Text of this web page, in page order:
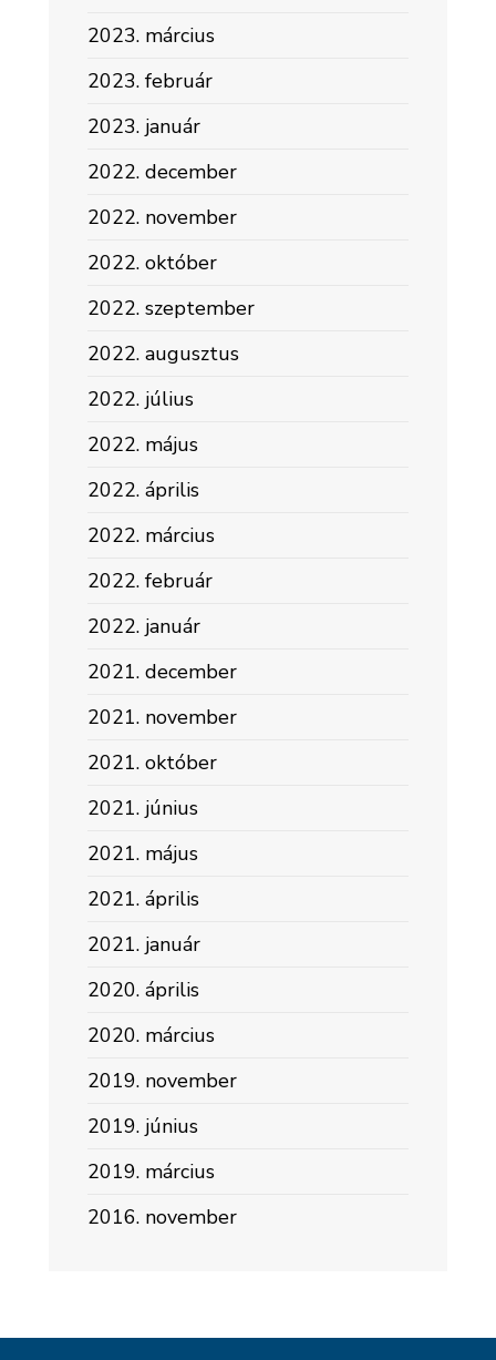
2023. március
2023. február
2023. január
2022. december
2022. november
2022. október
2022. szeptember
2022. augusztus
2022. július
2022. május
2022. április
2022. március
2022. február
2022. január
2021. december
2021. november
2021. október
2021. június
2021. május
2021. április
2021. január
2020. április
2020. március
2019. november
2019. június
2019. március
2016. november